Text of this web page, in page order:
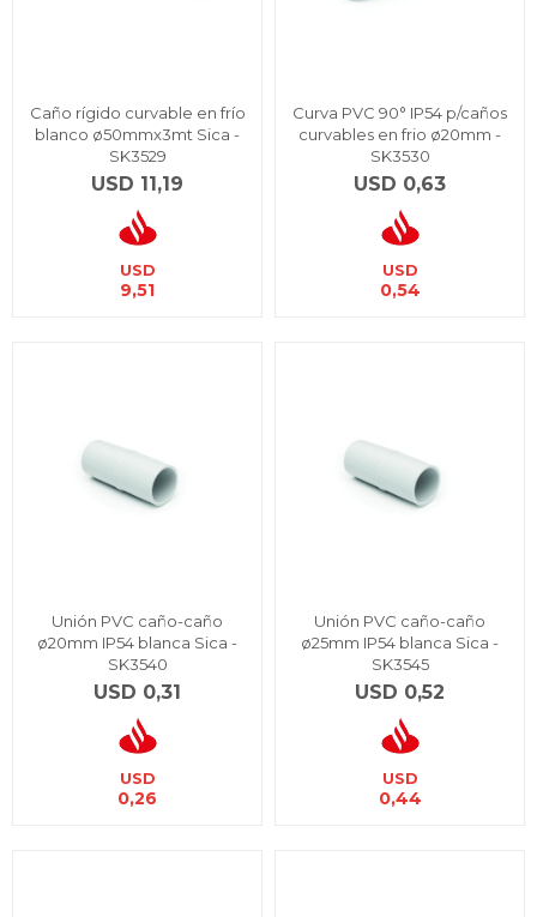
Caño rígido curvable en frío
blanco ø50mmx3mt Sica -
SK3529
USD 11,19
USD
9,51
Curva PVC 90° IP54 p/caños
curvables en frio ø20mm -
SK3530
USD 0,63
USD
0,54
Unión PVC caño-caño
ø20mm IP54 blanca Sica -
SK3540
USD 0,31
USD
0,26
Unión PVC caño-caño
ø25mm IP54 blanca Sica -
SK3545
USD 0,52
USD
0,44